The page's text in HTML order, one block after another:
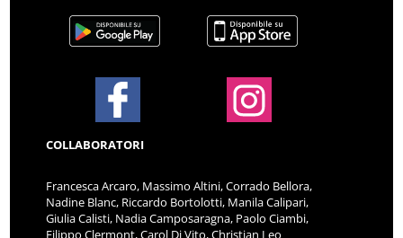
COLLABORATORI
Francesca Arcaro, Massimo Altini, Corrado Bellora,
Nadine Blanc, Riccardo Bortolotti, Manila Calipari,
Giulia Calisti, Nadia Camposaragna, Paolo Ciambi,
Filippo Clermont, Carol Di Vito, Christian Leo